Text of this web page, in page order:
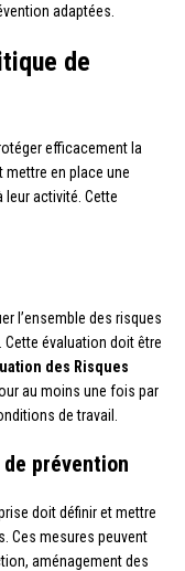
adaptées.
de
efficacement la
mettre en place une
activité. Cette
l’ensemble des risques
évaluation doit être
des Risques
au moins une fois par
de travail.
prévention
doit définir et mettre
Ces mesures peuvent
aménagement des